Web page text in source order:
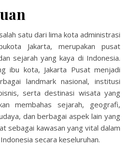
satu dari lima kota administrasi
Jakarta, merupakan pusat
sejarah yang kaya di Indonesia.
ibu kota, Jakarta Pusat menjadi
landmark nasional, institusi
serta destinasi wisata yang
membahas sejarah, geografi,
dan berbagai aspek lain yang
sebagai kawasan yang vital dalam
secara keseluruhan.